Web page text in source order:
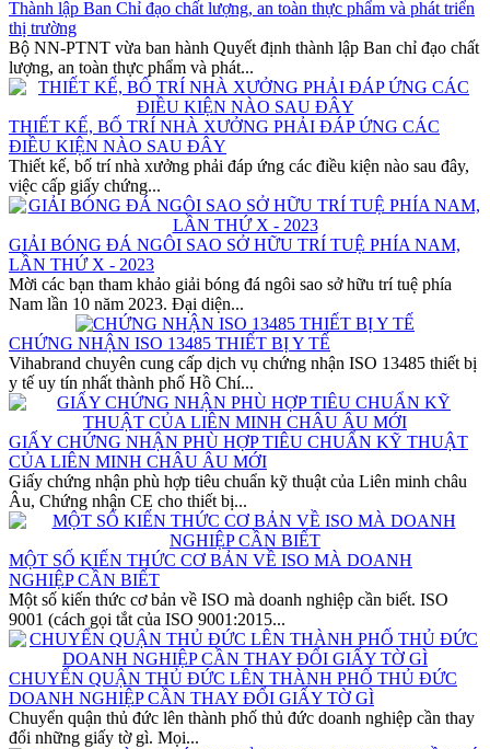
Thành lập Ban Chỉ đạo chất lượng, an toàn thực phẩm và phát triển
thị trường
Bộ NN-PTNT vừa ban hành Quyết định thành lập Ban chỉ đạo chất
lượng, an toàn thực phẩm và phát...
THIẾT KẾ, BỐ TRÍ NHÀ XƯỞNG PHẢI ĐÁP ỨNG CÁC
ĐIỀU KIỆN NÀO SAU ĐÂY
Thiết kế, bố trí nhà xưởng phải đáp ứng các điều kiện nào sau đây,
việc cấp giấy chứng...
GIẢI BÓNG ĐÁ NGÔI SAO SỞ HỮU TRÍ TUỆ PHÍA NAM,
LẦN THỨ X - 2023
Mời các bạn tham khảo giải bóng đá ngôi sao sở hữu trí tuệ phía
Nam lần 10 năm 2023. Đại diện...
CHỨNG NHẬN ISO 13485 THIẾT BỊ Y TẾ
Vihabrand chuyên cung cấp dịch vụ chứng nhận ISO 13485 thiết bị
y tế uy tín nhất thành phố Hồ Chí...
GIẤY CHỨNG NHẬN PHÙ HỢP TIÊU CHUẨN KỸ THUẬT
CỦA LIÊN MINH CHÂU ÂU MỚI
Giấy chứng nhận phù hợp tiêu chuẩn kỹ thuật của Liên minh châu
Âu, Chứng nhận CE cho thiết bị...
MỘT SỐ KIẾN THỨC CƠ BẢN VỀ ISO MÀ DOANH
NGHIỆP CẦN BIẾT
Một số kiến thức cơ bản về ISO mà doanh nghiệp cần biết. ISO
9001 (cách gọi tắt của ISO 9001:2015...
CHUYỂN QUẬN THỦ ĐỨC LÊN THÀNH PHỐ THỦ ĐỨC
DOANH NGHIỆP CẦN THAY ĐỔI GIẤY TỜ GÌ
Chuyển quận thủ đức lên thành phố thủ đức doanh nghiệp cần thay
đổi những giấy tờ gì. Mọi...